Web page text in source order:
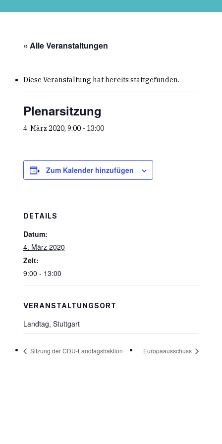
« Alle Veranstaltungen
Diese Veranstaltung hat bereits stattgefunden.
Plenarsitzung
4. März 2020, 9:00- 13:00
Zum Kalender hinzufügen
DETAILS
Datum:
4. März 2020
Zeit:
9:00 - 13:00
VERANSTALTUNGSORT
Landtag, Stuttgart
Sitzung der CDU-Landtagsfraktion Europaausschuss